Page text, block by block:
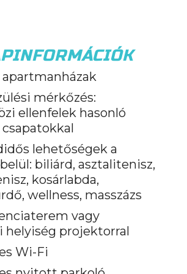
apartmanházak
mérkőzés:
ellenfelek hasonló
lehetőségek a
biliárd, asztalitenisz,
kosárlabda,
wellness, masszázs
vagy
helyiség projektorral
Wi-Fi